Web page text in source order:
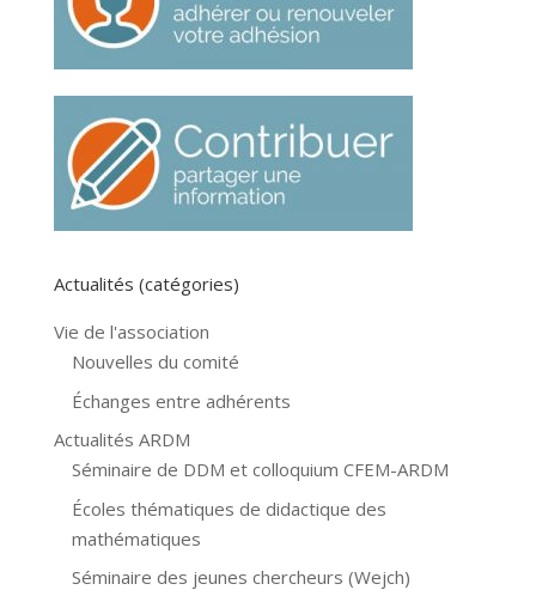
Actualités (catégories)
Vie de l'association
Nouvelles du comité
Échanges entre adhérents
Actualités ARDM
Séminaire de DDM et colloquium CFEM-ARDM
Écoles thématiques de didactique des
mathématiques
Séminaire des jeunes chercheurs (Wejch)